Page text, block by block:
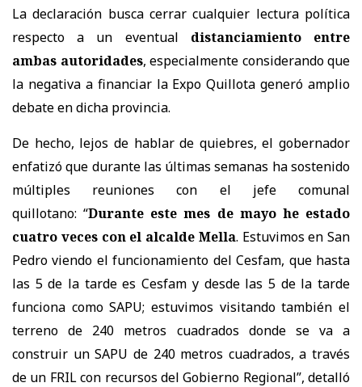
La declaración busca cerrar cualquier lectura política
respecto a un eventual distanciamiento entre
ambas autoridades, especialmente considerando que
la negativa a financiar la Expo Quillota generó amplio
debate en dicha provincia.
De hecho, lejos de hablar de quiebres, el gobernador
enfatizó que durante las últimas semanas ha sostenido
múltiples reuniones con el jefe comunal
quillotano: “Durante este mes de mayo he estado
cuatro veces con el alcalde Mella. Estuvimos en San
Pedro viendo el funcionamiento del Cesfam, que hasta
las 5 de la tarde es Cesfam y desde las 5 de la tarde
funciona como SAPU; estuvimos visitando también el
terreno de 240 metros cuadrados donde se va a
construir un SAPU de 240 metros cuadrados, a través
de un FRIL con recursos del Gobierno Regional”, detalló